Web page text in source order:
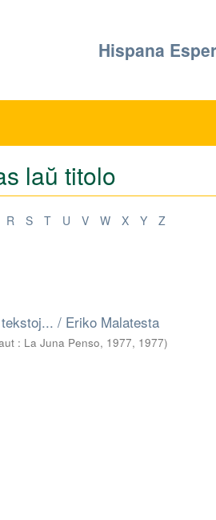
Hispana
laŭ titolo
R S T U V W X Y
Z
/ Eriko Malatesta
: La Juna Penso, 1977, 1977)